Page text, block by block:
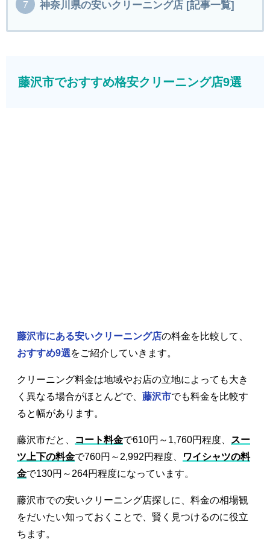
神奈川県の安いクリーニング店 [記事一覧]
藤沢市でおすすめ格安クリーニング店9選
藤沢市にある安いクリーニング店の料金を比較して、
おすすめ9選をご紹介していきます。
クリーニング料金は地域やお店の立地によっても大き
く異なる場合がほとんどで、 藤沢市でも料金を比較す
ると幅があります。
藤沢市だと、 コート料金で610円～1,760円程度、
スー
ツ上下の料金で760円～2,992円程度、
ワイシャツの料
金で130円～264円程度になっています。
藤沢市での安いクリーニング店探しに、料金の相場観
をだいたい知っておくことで、賢く見つけるのに役立
ちます。